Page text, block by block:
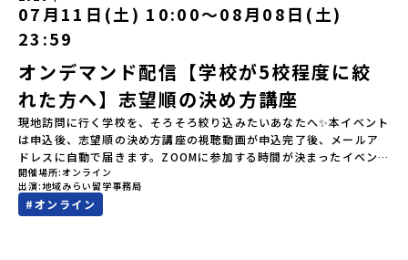
注意ください。・宿泊について１室に複数(同性2～4名程度)で宿泊
いただく予定です。・食事アレルギー対応について個別の詳細なア
レルギー対応希望にはお応えしかねる場合がございます。対応が必
要な場合は必ず事前にご相談ください。・参加取消や急遽参加でき
なくなった場合について参加決定後の参加お取り消しはご遠慮下さ
い。やむを得ないお取り消しの場合はお早めに事務局までご連絡く
ださい。・キャンセルポリシーやむを得ない参加お取り消しの場
合、以下のルールに沿って対応させていただきます。ご了承くださ
い。プログラム開催日の前日＜8月2日＞から、【キャンセルのご連
絡日：お支払いいただく旅行代金】・21日目にあたる日以前：無
料・20日目-8日目：20％・7日目-2日目：30％・プログラム開始日
の前日：40％・プログラム開始日当日：50％・ご連絡無しでの不参
加またはプログラム開始後の解除：100％・催行中止について天候な
けします。お申し込み：https://c-mirai.jp/events/064069お気
軽にどうぞ！「はじめての一人旅だけど大丈夫？」「どんな体験が
できるの？」そんな保護者様の不安や、中学生のみなさんの素朴な
疑問にスタッフが直接お答えします。チャットでの質問も可能です
ので、ぜひご自宅からリラックスしてご参加ください。▼お申し込
み前に必ずご確認ください・参加規約への同意プログラムへの参加
申し込みいただく前に、「お申し込みに関する各規約」への同意が
必須となります。ご確認ください。・抽選による参加者決定につい
てお申込みいただいた方の中から抽選の上、締め切り日から1週間を
目途に、お申し込み時に記入いただいたメールアドレス宛に「当選
／落選メール」をお送りいたします。当選者は、メールに記載され
た「当選確認フォーム」に３日以内に回答いただき、確認フォーム
07月11日(土) 10:00〜08月08日(土)
23:59
オンデマンド配信【学校が5校程度に絞
れた方へ】志望順の決め方講座
現地訪問に行く学校を、そろそろ絞り込みたいあなたへ✨本イベント
は申込後、志望順の決め方講座の視聴動画が申込完了後、メールア
ドレスに自動で届きます。ZOOMに参加する時間が決まったイベン
トではなく、皆様ご自身でメールに届く動画を視聴していただく配
信企画になります。】配信期間7月11日(土)10:00～7月29日
(水)23:59気になる学校はいくつか出てきた。でも…「どの学校を第
開催場所 オンライン
出演 地域みらい留学事務局
#オンライン